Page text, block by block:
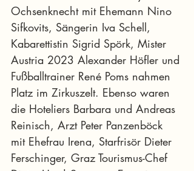
Ochsenknecht mit Ehemann Nino
Sifkovits, Sängerin Iva Schell,
Kabarettistin Sigrid Spörk, Mister
Austria 2023 Alexander Höfler und
Fußballtrainer René Poms nahmen
Platz im Zirkuszelt. Ebenso waren
die Hoteliers Barbara und Andreas
Reinisch, Arzt Peter Panzenböck
mit Ehefrau Irena, Starfrisör Dieter
Ferschinger, Graz Tourismus-Chef